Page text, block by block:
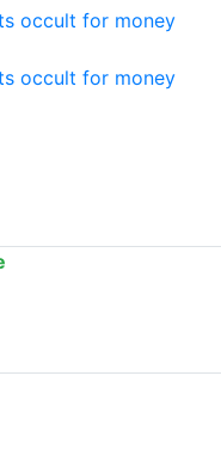
occult for money
occult for money